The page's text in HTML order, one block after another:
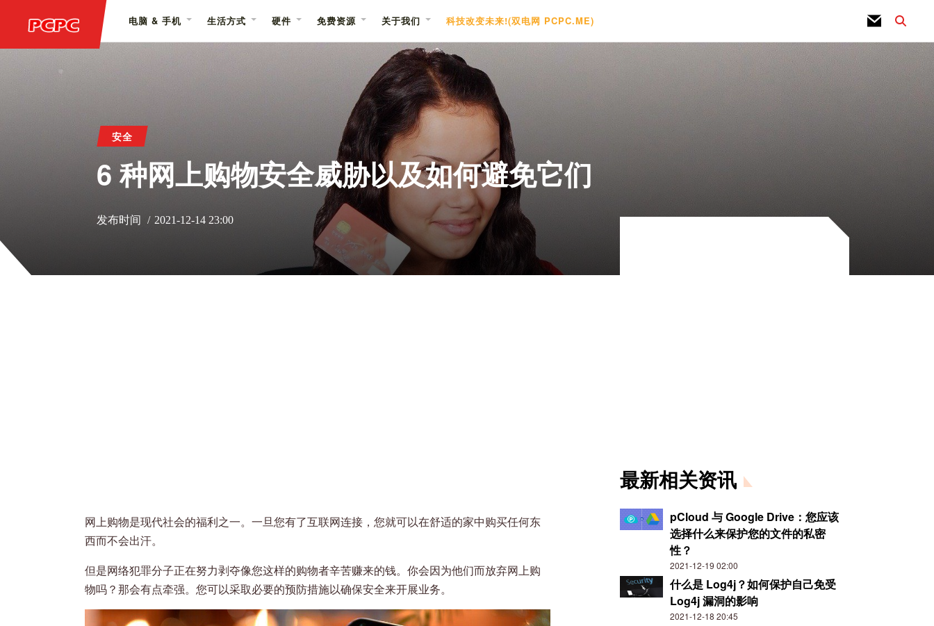
电脑 & 手机 生活方式 硬件 免费资源 关于我们 科技改变未来!(双电网 PCPC.ME)
安全
6 种网上购物安全威胁以及如何避免它们
发布时间 2021-12-14 23:00
网上购物是现代社会的福利之一。一旦您有了互联网连接，您就可以在舒适的家中购买任何东
西而不会出汗。
但是网络犯罪分子正在努力剥夺像您这样的购物者辛苦赚来的钱。你会因为他们而放弃网上购
物吗？那会有点牵强。您可以采取必要的预防措施以确保安全来开展业务。
最新相关资讯
pCloud 与 Google Drive：您应该
选择什么来保护您的文件的私密
性？
2021-12-19 02:00
什么是 Log4j？如何保护自己免受
Log4j 漏洞的影响
2021-12-18 20:45